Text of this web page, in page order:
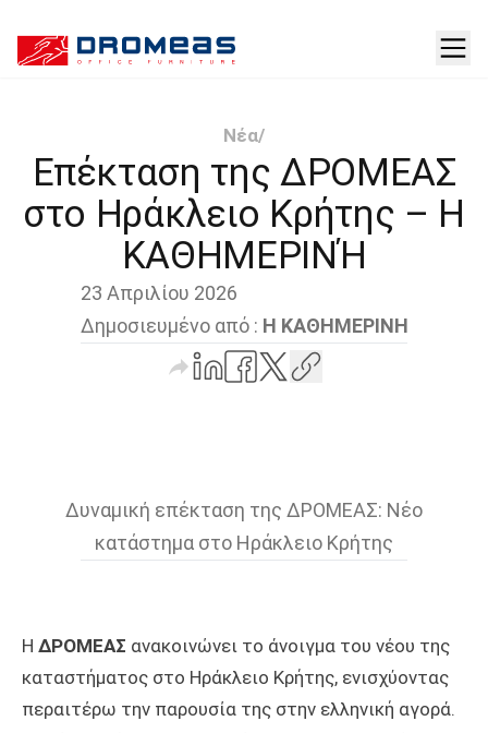
Νέα/
Επέκταση της ΔΡΟΜΕΑΣ
στο Ηράκλειο Κρήτης – Η
ΚΑΘΗΜΕΡΙΝΉ
23 Απριλίου 2026
Δημοσιευμένο από : Η ΚΑΘΗΜΕΡΙΝΗ
Δυναμική επέκταση της ΔΡΟΜΕΑΣ: Νέο
κατάστημα στο Ηράκλειο Κρήτης
Η ΔΡΟΜΕΑΣ ανακοινώνει το άνοιγμα του νέου της
καταστήματος στο Ηράκλειο Κρήτης, ενισχύοντας
περαιτέρω την παρουσία της στην ελληνική αγορά.